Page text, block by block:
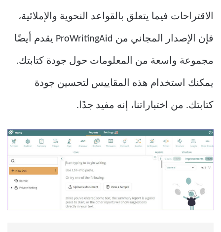
الاقتراحات فيما يتعلق بالقواعد النحوية والإملائية،
فإن الإصدار المجاني من ProWritingAid يقدم أيضًا
مجموعة واسعة من المعلومات حول جودة كتابتك.
يمكنك استخدام هذه المقاييس لتحسين جودة
كتابتك. من اختباراتنا، إنه مفيد جدًا.